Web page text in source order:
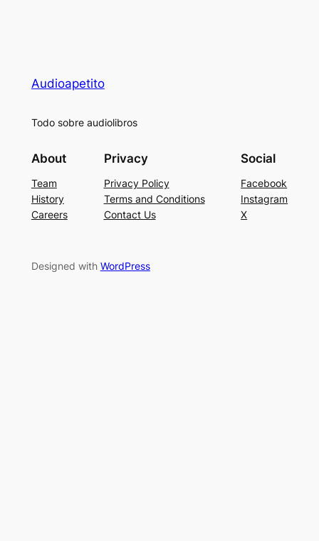
Audioapetito
Todo sobre audiolibros
About
Team
History
Careers
Privacy
Privacy Policy
Terms and Conditions
Contact Us
Social
Facebook
Instagram
X
Designed with WordPress